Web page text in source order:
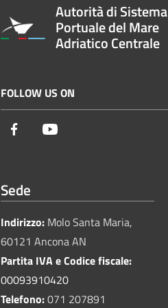
Autorità di Sistema
Portuale del Mare
Adriatico Centrale
FOLLOW US ON
Facebook
Sede
Indirizzo: Molo Santa Maria,
60121 Ancona AN
Partita IVA e Codice fiscale:
00093910420
Telefono:071 207891